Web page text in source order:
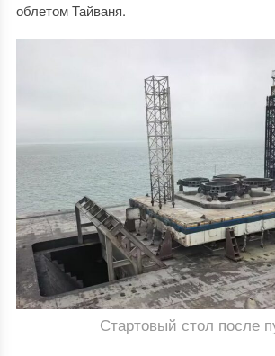
облетом Тайваня.
Стартовый стол после